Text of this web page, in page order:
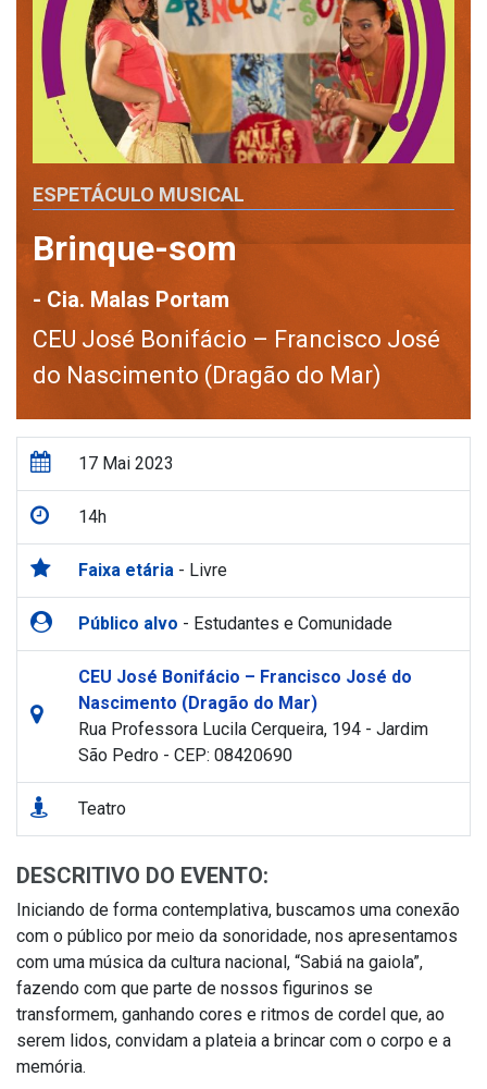
ESPETÁCULO MUSICAL
Brinque-som
- Cia. Malas Portam
CEU José Bonifácio – Francisco José
do Nascimento (Dragão do Mar)
17 Mai 2023
14h
Faixa etária - Livre
Público alvo - Estudantes e Comunidade
CEU José Bonifácio – Francisco José do
Nascimento (Dragão do Mar)
Rua Professora Lucila Cerqueira, 194 - Jardim
São Pedro - CEP: 08420690
Teatro
DESCRITIVO DO EVENTO:
Iniciando de forma contemplativa, buscamos uma conexão
com o público por meio da sonoridade, nos apresentamos
com uma música da cultura nacional, “Sabiá na gaiola”,
fazendo com que parte de nossos figurinos se
transformem, ganhando cores e ritmos de cordel que, ao
serem lidos, convidam a plateia a brincar com o corpo e a
memória.